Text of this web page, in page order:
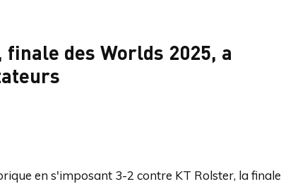
des Worlds 2025, a
en s'imposant 3-2 contre KT Rolster, la finale